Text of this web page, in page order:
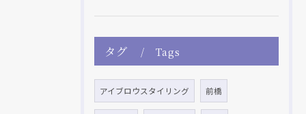
タグ Tags
アイブロウスタイリング 前橋